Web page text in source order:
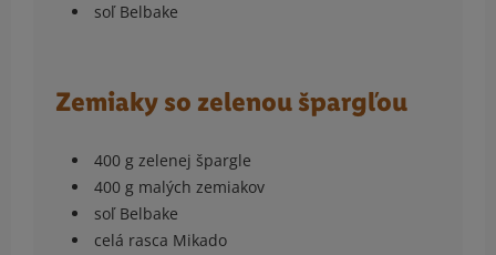
soľ Belbake
Zemiaky so zelenou špargľou
400 g zelenej špargle
400 g malých zemiakov
soľ Belbake
celá rasca Mikado